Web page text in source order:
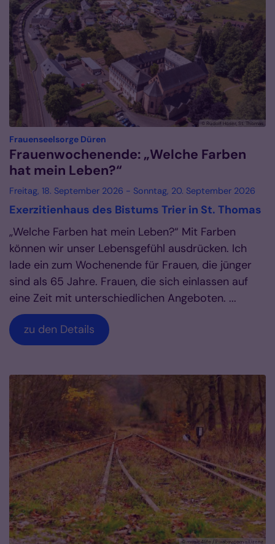
© Rudolf Höser, St. Thomas
Frauenseelsorge Düren
Frauenwochenende: „Welche Farben
hat mein Leben?“
Freitag, 18. September 2026 - Sonntag, 20. September 2026
Exerzitienhaus des Bistums Trier in St. Thomas
„Welche Farben hat mein Leben?“ Mit Farben
können wir unser Lebensgefühl ausdrücken. Ich
lade ein zum Wochenende für Frauen, die jünger
sind als 65 Jahre. Frauen, die sich einlassen auf
eine Zeit mit unterschiedlichen Angeboten. ...
zu den Details
© music4life / Pixabay.com - Lizenz